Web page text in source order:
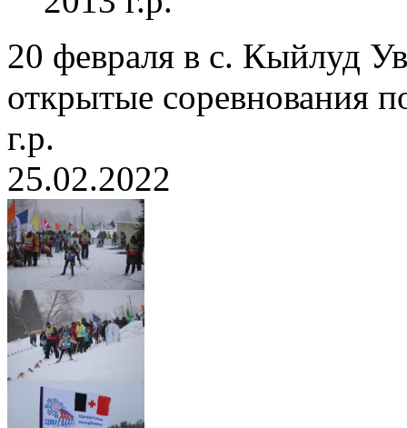
20 февраля в с. Кыйлуд
открытые соревнования
г.р.
25.02.2022